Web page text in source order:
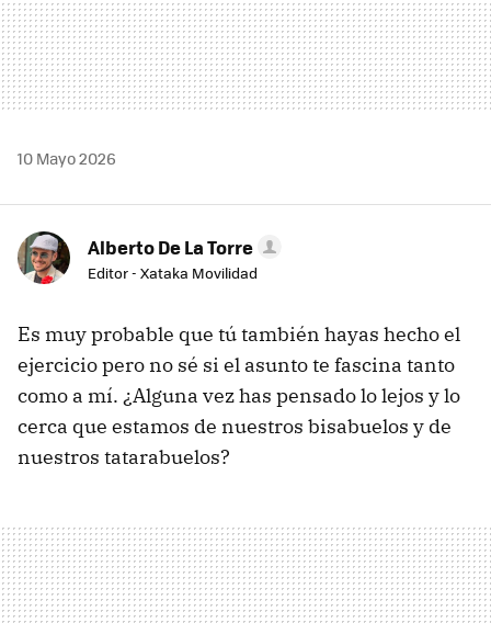
10 Mayo 2026
Alberto De La Torre
Editor - Xataka Movilidad
Es muy probable que tú también hayas hecho el
ejercicio pero no sé si el asunto te fascina tanto
como a mí. ¿Alguna vez has pensado lo lejos y lo
cerca que estamos de nuestros bisabuelos y de
nuestros tatarabuelos?